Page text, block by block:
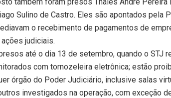
Sulino de Castro. Eles são apontados pela
o recebimento de pagamentos de
judiciais.
até o dia 13 de setembro, quando o STJ
com tornozeleira eletrônica; estão
órgão do Poder Judiciário, inclusive salas
investigados na operação, com exceção